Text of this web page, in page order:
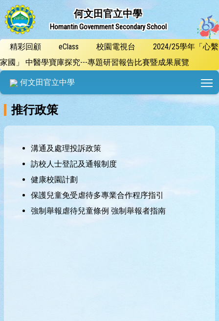
何文田官立中學
Homantin Government Secondary School
精彩回顧 eClass 校園電視台
2024/25學年「心繫
家國」 中醫學寶庫探究---專題研習報告比賽暨成果展覽
何文田官立中學
推行政策
溝通及處理投訴政策
訪校人士登記及通報制度
健康校園計劃
保護兒童免受虐待多專業合作程序指引
強制舉報虐待兒童條例 強制舉報者指南